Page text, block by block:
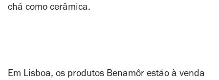
chá como cerâmica.
Em Lisboa, os produtos Benamôr estão à venda